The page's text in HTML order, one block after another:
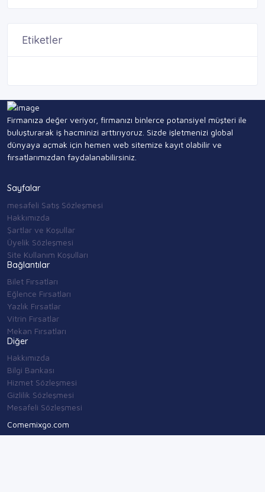
Etiketler
Firmanıza değer veriyor, firmanızı binlerce potansiyel müşteri ile
buluşturarak iş hacminizi arttırıyoruz. Sizde işletmenizi global
dünyaya açmak için hemen web sitemize kayıt olabilir ve
fırsatlarımızdan faydalanabilirsiniz.
Sayfalar
mesafeli Satış Sözleşmesi
Hakkımızda
Şartlar ve Koşullar
Üyelik Sözleşmesi
Site Kullanım Koşulları
Bağlantılar
Bilet Fırsatları
Eğlence Fırsatları
Yazlık Fırsatlar
Vitrin Fırsatlar
Mekan Fırsatları
Diğer
Hakkımızda
Bilgi Bankası
Hizmet Sözleşmesi
Gizlilik Sözleşmesi
Mesafeli Sözleşmesi
Comemixgo.com